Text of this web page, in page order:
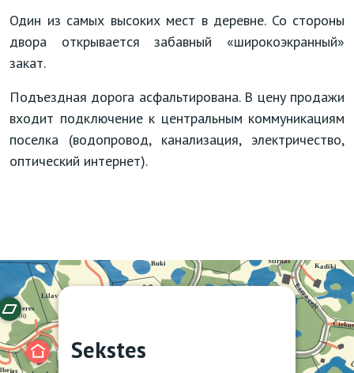
Один из самых высоких мест в деревне. Со стороны
двора открывается забавный «широкоэкранный»
закат.
Подъездная дорога асфальтирована. В цену продажи
входит подключение к центральным коммуникациям
поселка (водопровод, канализация, электричество,
оптический интернет).
Sekstes